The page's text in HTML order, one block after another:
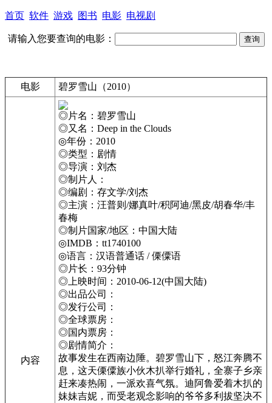
首页 软件 游戏 图书 电影 电视剧
请输入您要查询的电影：
电影 碧罗雪山（2010）
内容
◎片名：碧罗雪山
◎又名：Deep in the Clouds
◎年份：2010
◎类型：剧情
◎导演：刘杰
◎制片人：
◎编剧：存文学/刘杰
◎主演：汪普则/娜真叶/积阿迪/黑皮/胡春华/丰
春梅
◎制片国家/地区：中国大陆
◎IMDB：tt1740100
◎语言：汉语普通话 / 傈僳语
◎片长：93分钟
◎上映时间：2010-06-12(中国大陆)
◎出品公司：
◎发行公司：
◎全球票房：
◎国内票房：
◎剧情简介：
故事发生在西南边陲。碧罗雪山下，怒江奔腾不
息，这天傈僳族小伙木扒举行婚礼，全寨子乡亲
赶来凑热闹，一派欢喜气氛。迪阿鲁爱着木扒的
妹妹吉妮，而受老观念影响的爷爷多利拔坚决不